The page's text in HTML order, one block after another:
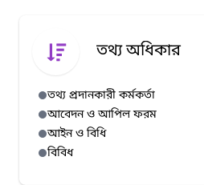
তথ্য অধিকার
তথ্য প্রদানকারী কর্মকর্তা
আবেদন ও আপিল ফরম
আইন ও বিধি
বিবিধ